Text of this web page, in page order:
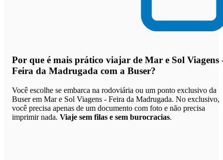
Por que é mais prático viajar de Mar e Sol Viagens
Feira da Madrugada com a Buser?
Você escolhe se embarca na rodoviária ou um ponto exclusivo da
Buser em Mar e Sol Viagens - Feira da Madrugada. No exclusivo,
você precisa apenas de um documento com foto e não precisa
imprimir nada. Viaje sem filas e sem burocracias.